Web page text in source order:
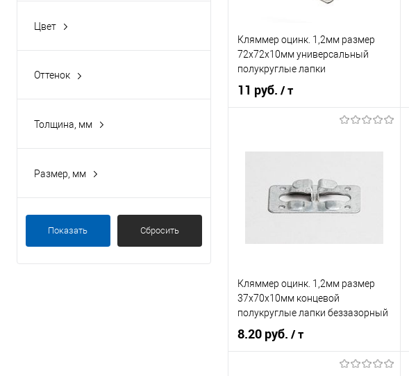
Цвет
Оттенок
Толщина, мм
Размер, мм
72х72х10
Показать Сбросить
Кляммер оцинк. 1,2мм размер
72х72х10мм универсальный
полукруглые лапки
11 руб. / т
Купить в 1 клик
Сравнение
В избранное
Под заказ
Кляммер оцинк. 1,2мм размер
37х70х10мм концевой
полукруглые лапки беззазорный
8.20 руб. / т